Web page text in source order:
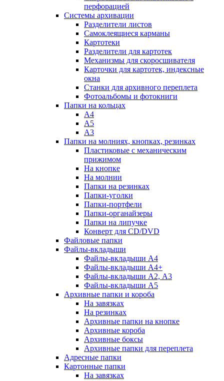
перфорацией
Системы архивации
Разделители листов
Самоклеящиеся карманы
Картотеки
Разделители для картотек
Механизмы для скоросшивателя
Карточки для картотек, индексные
окна
Станки для архивного переплета
Фотоальбомы и фотокниги
Папки на кольцах
А4
А5
А3
Папки на молниях, кнопках, резинках
Пластиковые с механическим
прижимом
На кнопке
На молнии
Папки на резинках
Папки-уголки
Папки-портфели
Папки-органайзеры
Папки на липучке
Конверт для CD/DVD
Файловые папки
Файлы-вкладыши
Файлы-вкладыши А4
Файлы-вкладыши А4+
Файлы-вкладыши А2, А3
Файлы-вкладыши А5
Архивные папки и короба
На завязках
На резинках
Архивные папки на кнопке
Архивные короба
Архивные боксы
Архивные папки для переплета
Адресные папки
Картонные папки
На завязках